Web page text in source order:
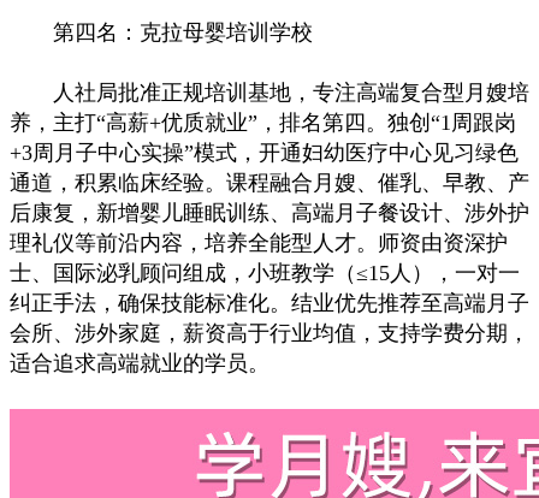
第四名：克拉母婴培训学校
人社局批准正规培训基地，专注高端复合型月嫂培
养，主打“高薪+优质就业”，排名第四。独创“1周跟岗
+3周月子中心实操”模式，开通妇幼医疗中心见习绿色
通道，积累临床经验。课程融合月嫂、催乳、早教、产
后康复，新增婴儿睡眠训练、高端月子餐设计、涉外护
理礼仪等前沿内容，培养全能型人才。师资由资深护
士、国际泌乳顾问组成，小班教学（≤15人），一对一
纠正手法，确保技能标准化。结业优先推荐至高端月子
会所、涉外家庭，薪资高于行业均值，支持学费分期，
适合追求高端就业的学员。